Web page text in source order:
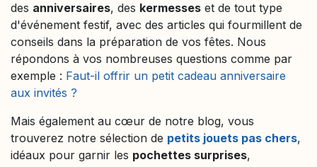
des anniversaires, des kermesses et de tout type
d'événement festif, avec des articles qui fourmillent de
conseils dans la préparation de vos fêtes. Nous
répondons à vos nombreuses questions comme par
exemple : Faut-il offrir un petit cadeau anniversaire
aux invités ?
Mais également au cœur de notre blog, vous
trouverez notre sélection de petits jouets pas chers,
idéaux pour garnir les pochettes surprises,